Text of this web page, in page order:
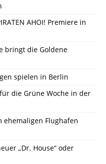
AHOI! Premiere in
bringt die Goldene
spielen in Berlin
die Grüne Woche in der
ehemaligen Flughafen
„Dr. House“ oder